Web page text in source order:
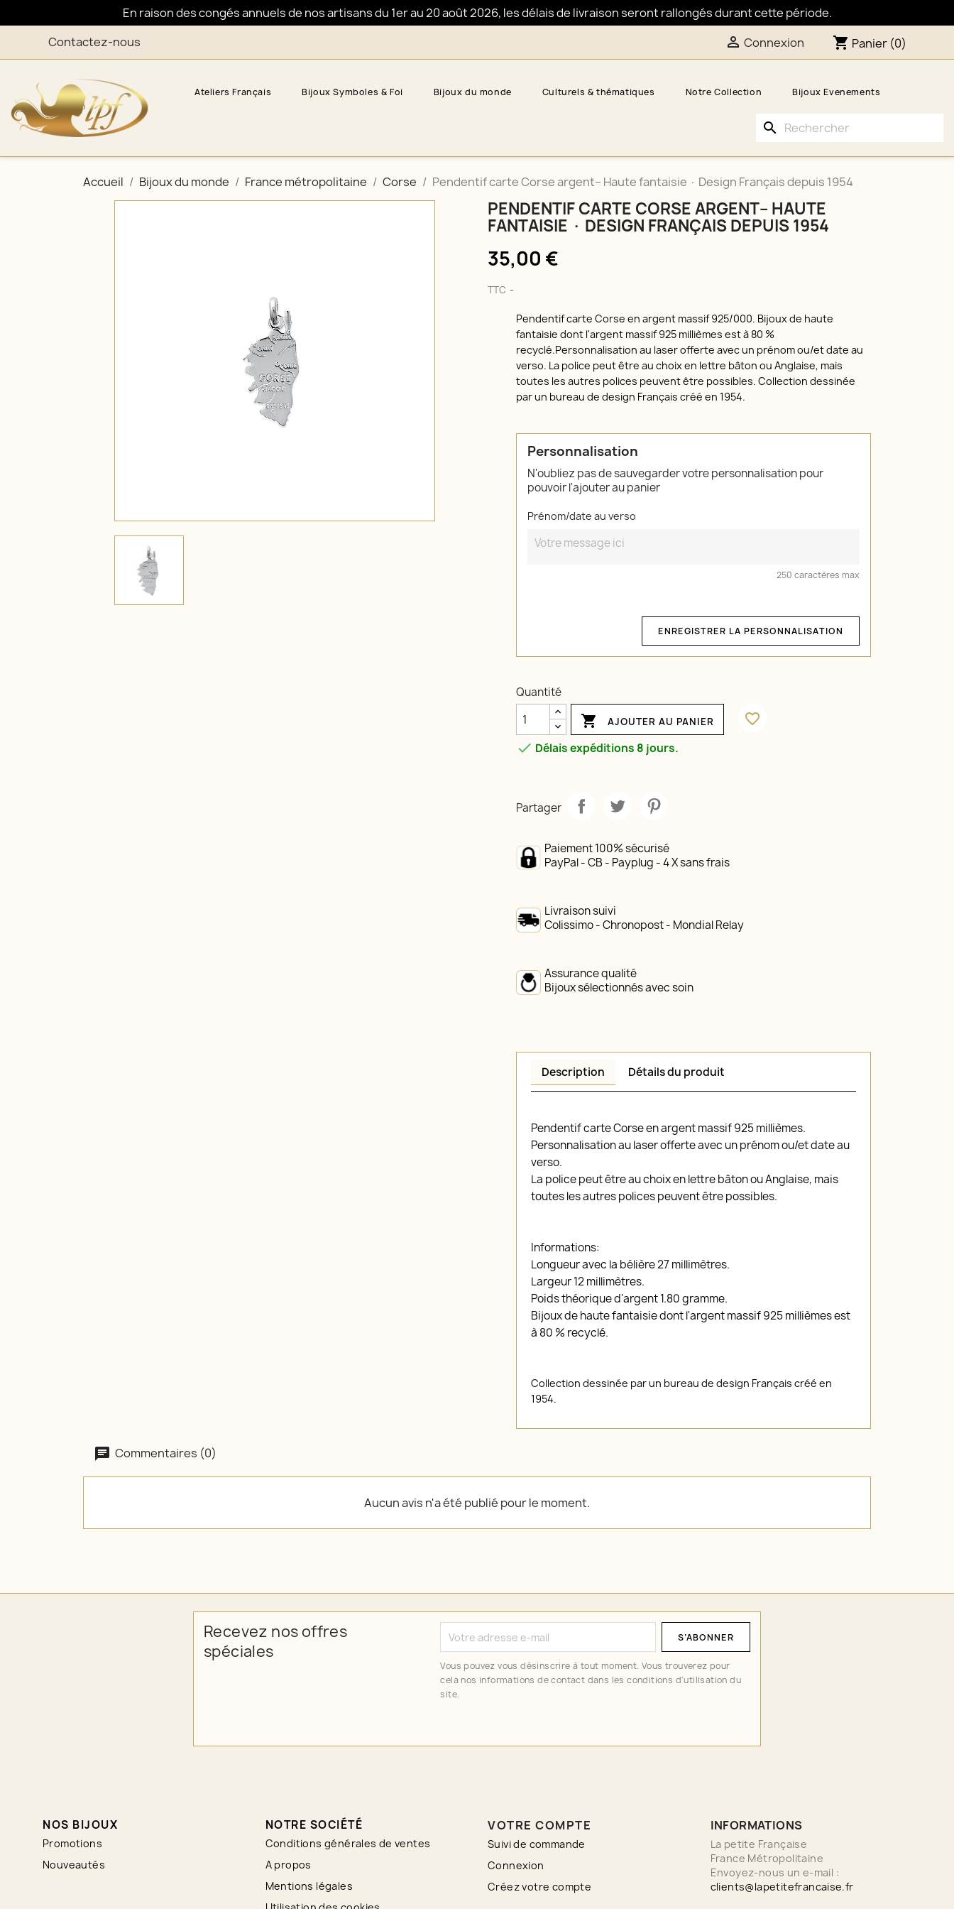
En raison des congés annuels de nos artisans du 1er au 20 août 2026, les délais de livraison seront rallongés durant cette période.
Contactez-nous
 Connexion shopping_cart Panier (0)
Ateliers Français Bijoux Symboles & Foi Bijoux du monde Culturels & thématiques Notre Collection Bijoux Evenements
search
Accueil Bijoux du monde France métropolitaine Corse Pendentif carte Corse argent– Haute fantaisie · Design Français depuis 1954
PENDENTIF CARTE CORSE ARGENT– HAUTE
FANTAISIE · DESIGN FRANÇAIS DEPUIS 1954
35,00 €
TTC
Pendentif carte Corse en argent massif 925/000. Bijoux de haute
fantaisie dont l'argent massif 925 millièmes est à 80 %
recyclé.Personnalisation au laser offerte avec un prénom ou/et date au
verso. La police peut être au choix en lettre bâton ou Anglaise, mais
toutes les autres polices peuvent être possibles. Collection dessinée
par un bureau de design Français créé en 1954.
Personnalisation
N'oubliez pas de sauvegarder votre personnalisation pour
pouvoir l'ajouter au panier
Prénom/date au verso
250 caractères max
ENREGISTRER LA PERSONNALISATION
Quantité
 AJOUTER AU PANIER
favorite_border
 Délais expéditions 8 jours.
Partager
Paiement 100% sécurisé
PayPal - CB - Payplug - 4 X sans frais
Livraison suivi
Colissimo - Chronopost - Mondial Relay
Assurance qualité
Bijoux sélectionnés avec soin
Description Détails du produit
Pendentif carte Corse en argent massif 925 millièmes.
Personnalisation au laser offerte avec un prénom ou/et date au
verso.
La police peut être au choix en lettre bâton ou Anglaise, mais
toutes les autres polices peuvent être possibles.
Informations:
Longueur avec la bélière 27 millimètres.
Largeur 12 millimètres.
Poids théorique d'argent 1.80 gramme.
Bijoux de haute fantaisie dont l'argent massif 925 millièmes est
à 80 % recyclé.
Collection dessinée par un bureau de design Français créé en
1954.
Commentaires (0)
Aucun avis n'a été publié pour le moment.
Recevez nos offres
spéciales
Vous pouvez vous désinscrire à tout moment. Vous trouverez pour
cela nos informations de contact dans les conditions d'utilisation du
site.
NOS BIJOUX
Promotions
Nouveautés
NOTRE SOCIÉTÉ
Conditions générales de ventes
A propos
Mentions légales
VOTRE COMPTE
Suivi de commande
Connexion
Créez votre compte
INFORMATIONS
La petite Française
France Métropolitaine
Envoyez-nous un e-mail :
clients@lapetitefrancaise.fr